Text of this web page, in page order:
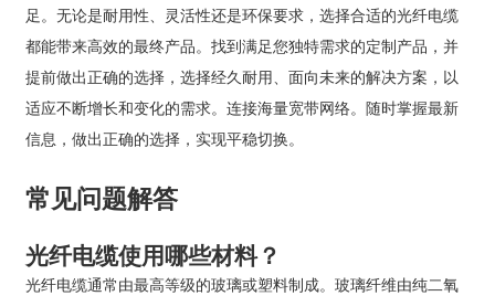
足。无论是耐用性、灵活性还是环保要求，选择合适的光纤电缆
都能带来高效的最终产品。找到满足您独特需求的定制产品，并
提前做出正确的选择，选择经久耐用、面向未来的解决方案，以
适应不断增长和变化的需求。连接海量宽带网络。随时掌握最新
信息，做出正确的选择，实现平稳切换。
常见问题解答
光纤电缆使用哪些材料？
光纤电缆通常由最高等级的玻璃或塑料制成。玻璃纤维由纯二氧